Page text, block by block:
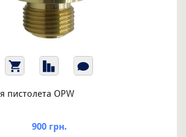
пистолета OPW
900 грн.